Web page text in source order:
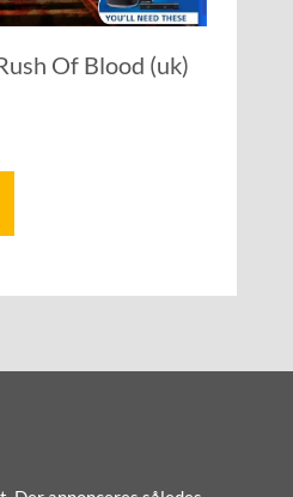
Of Blood (uk)